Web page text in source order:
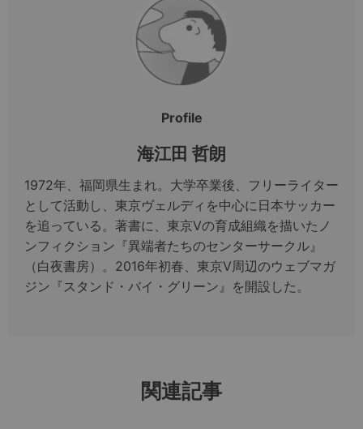
Profile
海江田 哲朗
1972年、福岡県生まれ。大学卒業後、フリーライター
として活動し、東京ヴェルディを中心に日本サッカー
を追っている。著書に、東京Vの育成組織を描いたノ
ンフィクション『異端者たちのセンターサークル』
（白夜書房）。2016年初春、東京V周辺のウェブマガ
ジン『スタンド・バイ・グリーン』を開設した。
関連記事